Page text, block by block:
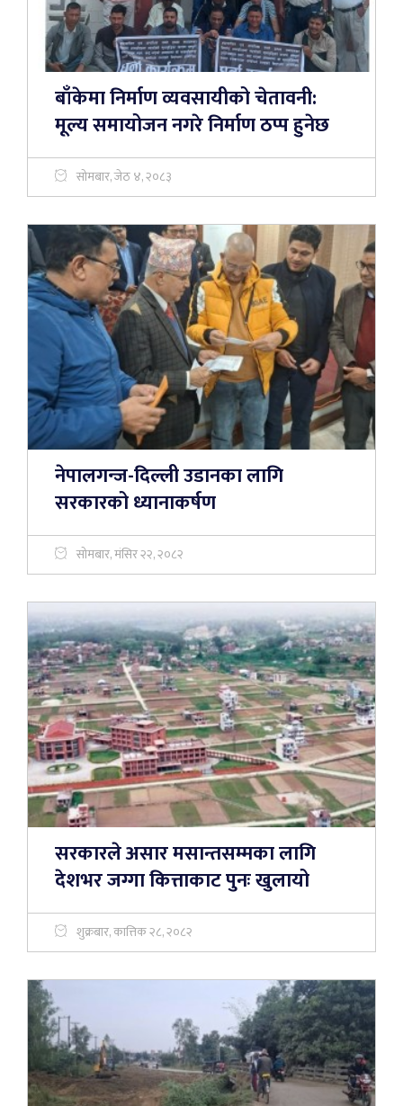
बाँकेमा निर्माण व्यवसायीको चेतावनी:
मूल्य समायोजन नगरे निर्माण ठप्प हुनेछ
सोमबार, जेठ ४, २०८३
नेपालगन्ज-दिल्ली उडानका लागि
सरकारको ध्यानाकर्षण
सोमबार, मंसिर २२, २०८२
सरकारले असार मसान्तसम्मका लागि
देशभर जग्गा कित्ताकाट पुनः खुलायो
शुक्रबार, कात्तिक २८, २०८२